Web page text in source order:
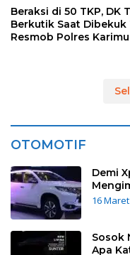
Beraksi di 50 TKP, DK
Berkutik Saat Dibekuk
Resmob Polres
OTOMOTIF
Demi
16
Sosok
Apa